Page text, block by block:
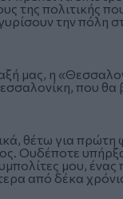
της πολιτικής
την πόλη
μας, η
που θα
θέτω για πρώτη
Ουδέποτε
μου,
από δέκα